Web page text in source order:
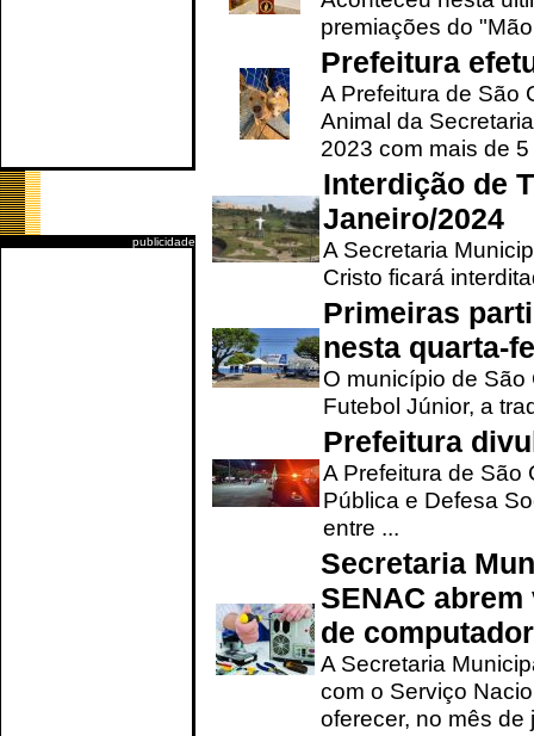
publicidade
premiações do
Prefeitura
A Prefeitura de São
Animal da
2023 com mais de 5
Interdição de
Janeiro/2024
A Secretaria
Cristo ficará
Primeiras
nesta quarta-
O município de
Futebol Júnior, a
Prefeitura
A Prefeitura de São
Pública e Defesa
entre ...
Secretaria
SENAC
de
A Secretaria
com o Serviço
oferecer, no mês de